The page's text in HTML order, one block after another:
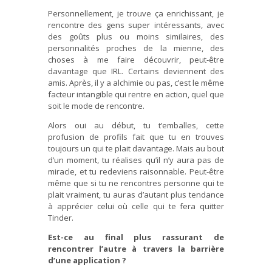
Personnellement, je trouve ça enrichissant, je
rencontre des gens super intéressants, avec
des goûts plus ou moins similaires, des
personnalités proches de la mienne, des
choses à me faire découvrir, peut-être
davantage que IRL. Certains deviennent des
amis. Après, il y a alchimie ou pas, c’est le même
facteur intangible qui rentre en action, quel que
soit le mode de rencontre.
Alors oui au début, tu t’emballes, cette
profusion de profils fait que tu en trouves
toujours un qui te plait davantage. Mais au bout
d’un moment, tu réalises qu’il n’y aura pas de
miracle, et tu redeviens raisonnable. Peut-être
même que si tu ne rencontres personne qui te
plait vraiment, tu auras d’autant plus tendance
à apprécier celui où celle qui te fera quitter
Tinder.
Est-ce au final plus rassurant de
rencontrer l’autre à travers la barrière
d’une application ?